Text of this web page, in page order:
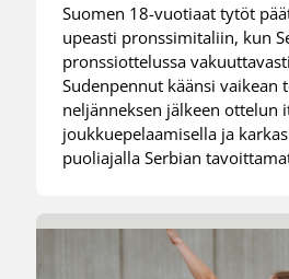
Suomen 18-vuotiaat tytöt
upeasti pronssimitaliin, kun
pronssiottelussa
Sudenpennut käänsi vaikean
neljänneksen jälkeen ottelun
joukkuepelaamisella ja
puoliajalla Serbian